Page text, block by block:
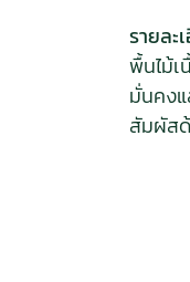
รายละ
พื้นไม้เ
มั่นคง
สัมผัส